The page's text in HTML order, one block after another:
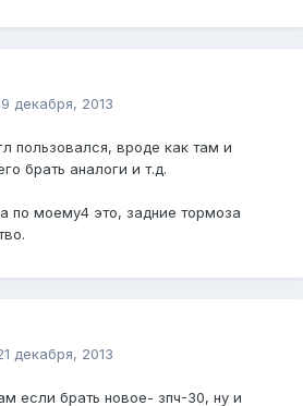
декабря, 2013
пользовался, вроде как там и
брать аналоги и т.д.
по моему4 это, задние тормоза
декабря, 2013
если брать новое- зпч-30, ну и